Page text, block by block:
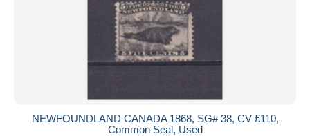
NEWFOUNDLAND CANADA 1868, SG# 38, CV £110,
Common Seal, Used